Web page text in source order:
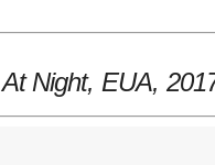
Night, EUA,